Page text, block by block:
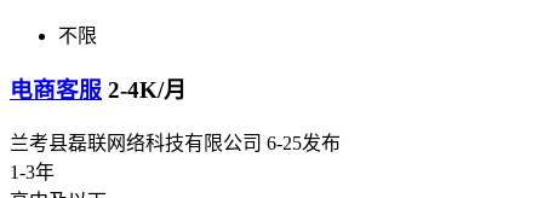
不限
电商客服 2-4K/月
兰考县磊联网络科技有限公司 6-25发布
1-3年